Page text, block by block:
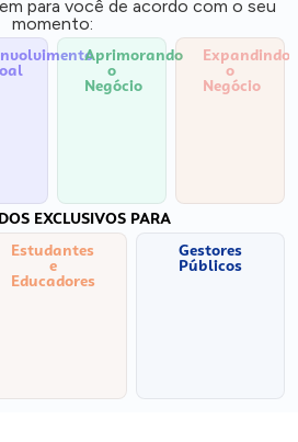
para você de acordo com o seu
momento:
Aprimorando
o
Negócio
Expandindo
o
Negócio
EXCLUSIVOS PARA
Estudantes
e
Educadores
Gestores
Públicos